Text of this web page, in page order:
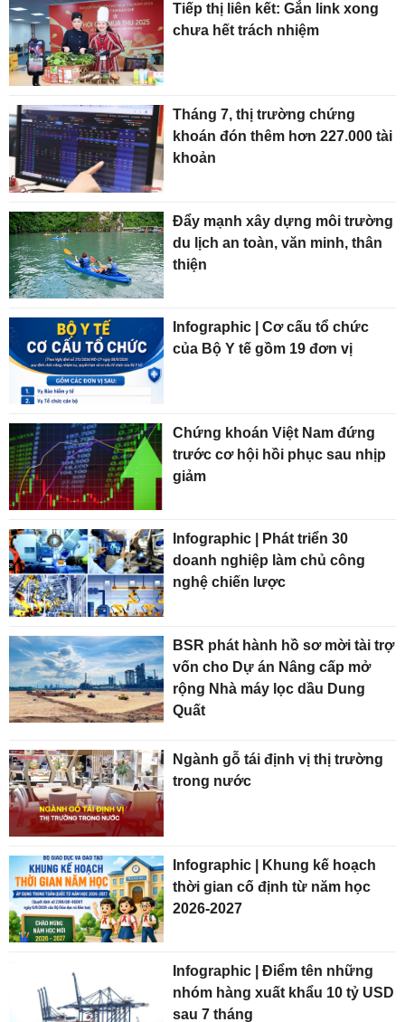
Tiếp thị liên kết: Gắn link xong
chưa hết trách nhiệm
Tháng 7, thị trường chứng
khoán đón thêm hơn 227.000 tài
khoản
Đẩy mạnh xây dựng môi trường
du lịch an toàn, văn minh, thân
thiện
Infographic | Cơ cấu tổ chức
của Bộ Y tế gồm 19 đơn vị
Chứng khoán Việt Nam đứng
trước cơ hội hồi phục sau nhịp
giảm
Infographic | Phát triển 30
doanh nghiệp làm chủ công
nghệ chiến lược
BSR phát hành hồ sơ mời tài trợ
vốn cho Dự án Nâng cấp mở
rộng Nhà máy lọc dầu Dung
Quất
Ngành gỗ tái định vị thị trường
trong nước
Infographic | Khung kế hoạch
thời gian cố định từ năm học
2026-2027
Infographic | Điểm tên những
nhóm hàng xuất khẩu 10 tỷ USD
sau 7 tháng